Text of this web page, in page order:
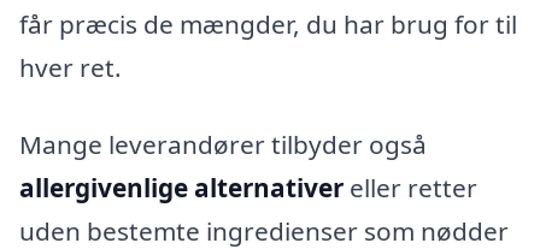
får præcis de mængder, du har brug for til
hver ret.
Mange leverandører tilbyder også
allergivenlige alternativer eller retter
uden bestemte ingredienser som nødder